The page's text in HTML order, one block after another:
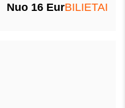
Nuo 16 EurBILIETAI